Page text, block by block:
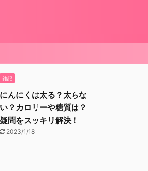
雑記
にんにくは太る？太らな
い？カロリーや糖質は？
疑問をスッキリ解決！
2023/1/18